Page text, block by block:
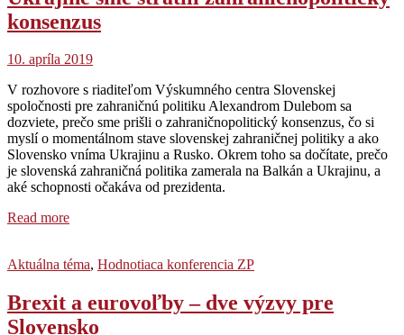
konsenzus
10. apríla 2019
V rozhovore s riaditeľom Výskumného centra Slovenskej
spoločnosti pre zahraničnú politiku Alexandrom Dulebom sa
dozviete, prečo sme prišli o zahraničnopolitický konsenzus, čo si
myslí o momentálnom stave slovenskej zahraničnej politiky a ako
Slovensko vníma Ukrajinu a Rusko. Okrem toho sa dočítate, prečo
je slovenská zahraničná politika zamerala na Balkán a Ukrajinu, a
aké schopnosti očakáva od prezidenta.
Read more
Aktuálna téma, Hodnotiaca konferencia ZP
Brexit a eurovoľby – dve výzvy pre
Slovensko